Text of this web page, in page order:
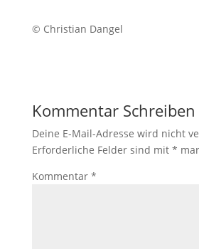
© Christian Dangel
Kommentar Schreiben
Deine E-Mail-Adresse wird nicht
Erforderliche Felder sind mit *
Kommentar *